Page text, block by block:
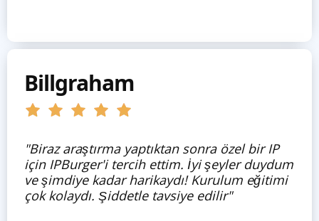
Billgraham
"Biraz araştırma yaptıktan sonra özel bir IP
için IPBurger'i tercih ettim. İyi şeyler duydum
ve şimdiye kadar harikaydı! Kurulum eğitimi
çok kolaydı. Şiddetle tavsiye edilir"